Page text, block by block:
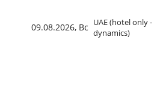
09.08.2026, Вс UAE (hotel only -
dynamics)